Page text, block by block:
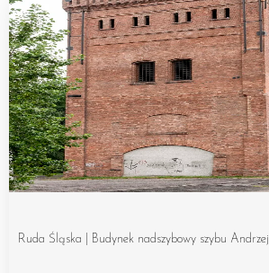
Ruda Śląska | Budynek nadszybowy szybu Andrzej